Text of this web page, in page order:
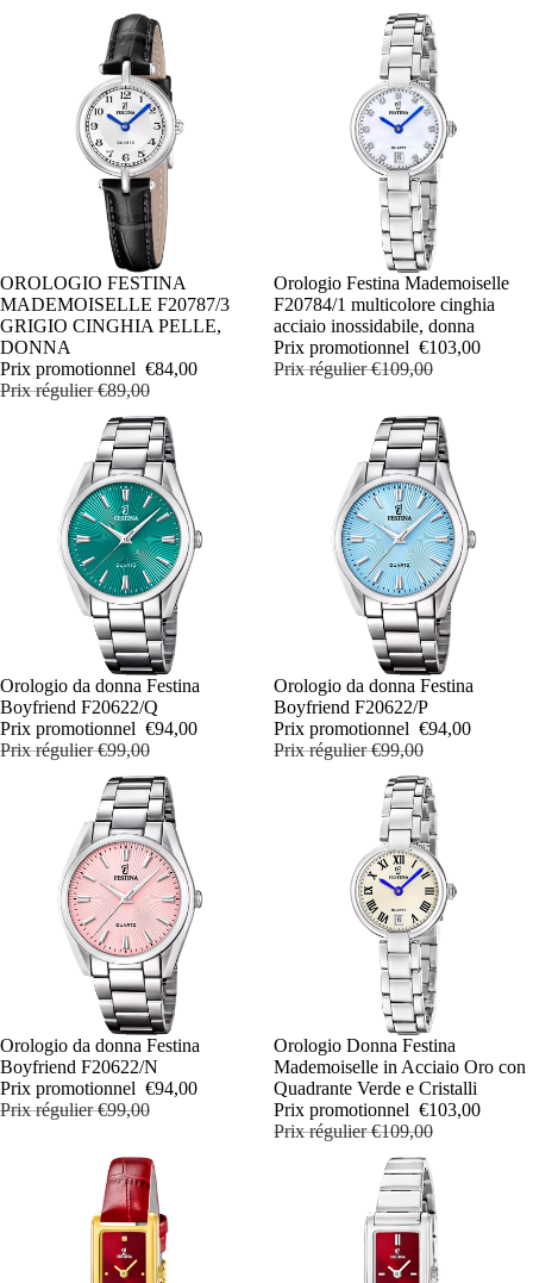
PROMOTION
OROLOGIO FESTINA
MADEMOISELLE F20787/3
GRIGIO CINGHIA PELLE,
DONNA
Prix promotionnel €84,00
Prix régulier€89,00
PROMOTION
Orologio Festina Mademoiselle
F20784/1 multicolore cinghia
acciaio inossidabile, donna
Prix promotionnel €103,00
Prix régulier€109,00
PROMOTION
Orologio da donna Festina
Boyfriend F20622/Q
Prix promotionnel €94,00
Prix régulier€99,00
PROMOTION
Orologio da donna Festina
Boyfriend F20622/P
Prix promotionnel €94,00
Prix régulier€99,00
PROMOTION
Orologio da donna Festina
Boyfriend F20622/N
Prix promotionnel €94,00
Prix régulier€99,00
PROMOTION
Orologio Donna Festina
Mademoiselle in Acciaio Oro con
Quadrante Verde e Cristalli
Prix promotionnel €103,00
Prix régulier€109,00